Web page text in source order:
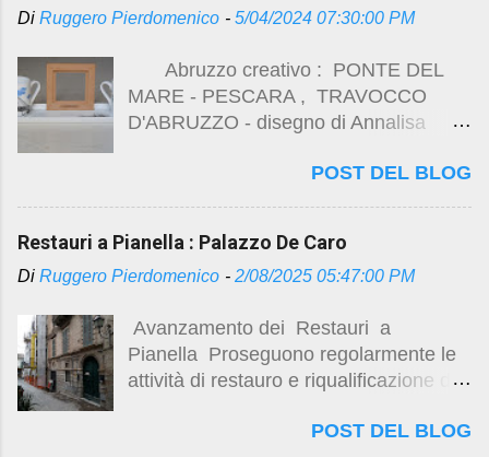
Lavori di completamento al palazzo De
di Palazzo De Caro :
https://studio.ruggeropierdomenicodott
magistralearchitettura.design/2024/12/r
https://studio.ruggeropierdomenicodott
magistralearchitettura.design/2025/02/r
estauri-pianella-palazzo-de-caro.html
magistralearchitettura.design/2025/03/r
2025.html
https://studio.ruggeropierdomenicodott
magistralearchitettura.design/2025/04/il
https://studio.ruggero...
Di Ruggero Pierdomenico - 5/04/2024 07:30:00 PM
Abruzzo creativo : PONTE DEL
MARE - PESCARA , TRAVOCCO
D'ABRUZZO - disegno di Annalisa
di Ruggero Pierdomenico )POST DEL BLOG
Restauri a Pianella : Palazzo De Caro
Di Ruggero Pierdomenico - 2/08/2025 05:47:00 PM
Avanzamento dei Restauri a
Pianella Proseguono regolarmente le
attività di restauro e riqualificazione del
particolari complessità nellaPOST DEL BLOG